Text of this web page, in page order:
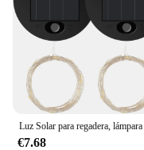
€7.68